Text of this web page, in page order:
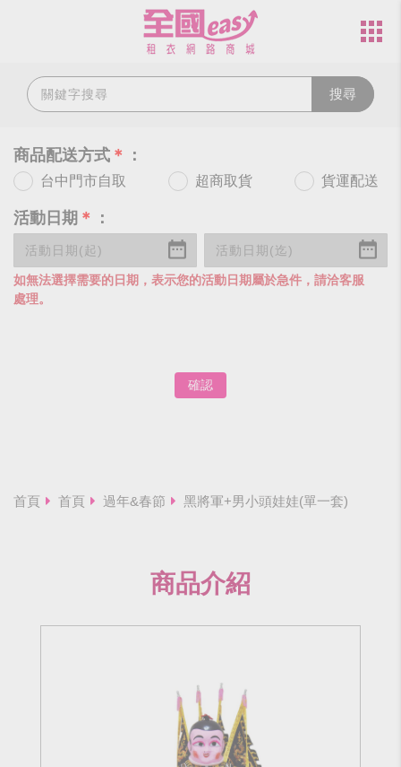
搜尋
商品配送方式 ＊ ：
台中門市自取 超商取貨 貨運配送
活動日期 ＊ ：
如無法選擇需要的日期，表示您的活動日期屬於急件，請洽客服
處理。
確認
首頁 首頁 過年&春節 黑將軍+男小頭娃娃(單一套)
商品介紹